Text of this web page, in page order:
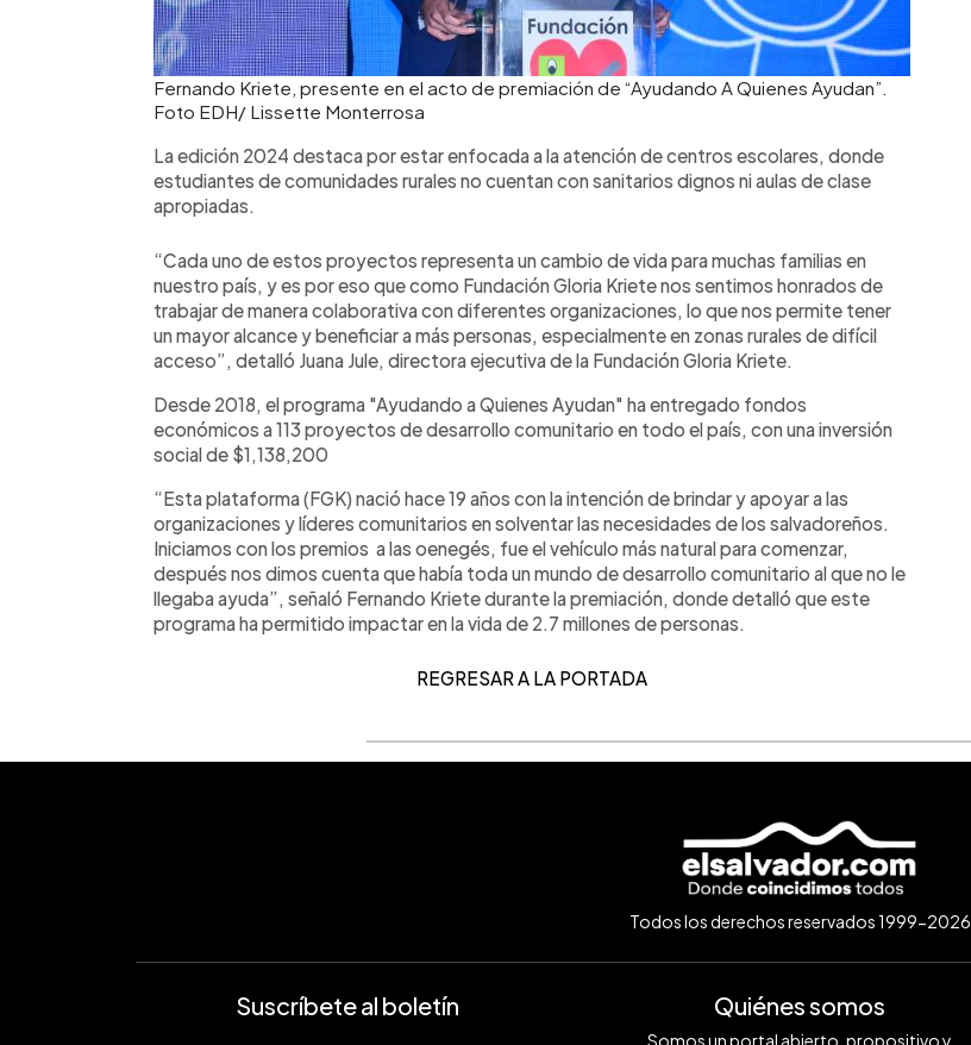
Fernando Kriete, presente en el acto de premiación de “Ayudando A Quienes Ayudan”.
Foto EDH/ Lissette Monterrosa
La edición 2024 destaca por estar enfocada a la atención de centros escolares, donde
estudiantes de comunidades rurales no cuentan con sanitarios dignos ni aulas de clase
apropiadas.
“Cada uno de estos proyectos representa un cambio de vida para muchas familias en
nuestro país, y es por eso que como Fundación Gloria Kriete nos sentimos honrados de
trabajar de manera colaborativa con diferentes organizaciones, lo que nos permite tener
un mayor alcance y beneficiar a más personas, especialmente en zonas rurales de difícil
acceso”, detalló Juana Jule, directora ejecutiva de la Fundación Gloria Kriete.
Desde 2018, el programa "Ayudando a Quienes Ayudan" ha entregado fondos
económicos a 113 proyectos de desarrollo comunitario en todo el país, con una inversión
social de $1,138,200
“Esta plataforma (FGK) nació hace 19 años con la intención de brindar y apoyar a las
organizaciones y líderes comunitarios en solventar las necesidades de los salvadoreños.
Iniciamos con los premios a las oenegés, fue el vehículo más natural para comenzar,
después nos dimos cuenta que había toda un mundo de desarrollo comunitario al que no le
llegaba ayuda”, señaló Fernando Kriete durante la premiación, donde detalló que este
programa ha permitido impactar en la vida de 2.7 millones de personas.
REGRESAR A LA PORTADA
Todos los derechos reservados 1999-2026
Suscríbete al boletín Quiénes somos
Somos un portal abierto, propositivo y